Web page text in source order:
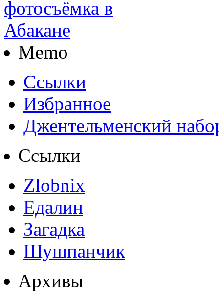
Memo
Ссылки
Избранное
Джентельменский
Ссылки
Zlobnix
Едалин
Загадка
Шушпанчик
Архивы